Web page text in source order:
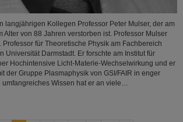
langjährigen Kollegen Professor Peter Mulser, der am
Alter von 88 Jahren verstorben ist. Professor Mulser
für Theoretische Physik am Fachbereich
Universität Darmstadt. Er forschte am Institut für
Hochintensive Licht-Materie-Wechselwirkung und er
der Gruppe Plasmaphysik von GSI/FAIR in enger
Wissen hat er an viele…